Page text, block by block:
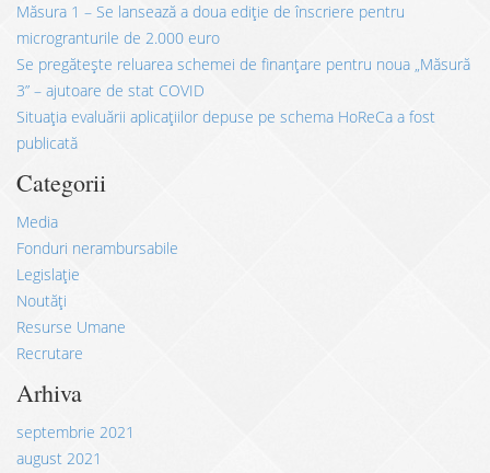
Măsura 1 – Se lansează a doua ediție de înscriere pentru
microgranturile de 2.000 euro
Se pregătește reluarea schemei de finanțare pentru noua „Măsură
3” – ajutoare de stat COVID
Situația evaluării aplicațiilor depuse pe schema HoReCa a fost
publicată
Categorii
Media
Fonduri nerambursabile
Legislație
Noutăți
Resurse Umane
Recrutare
Arhiva
septembrie 2021
august 2021